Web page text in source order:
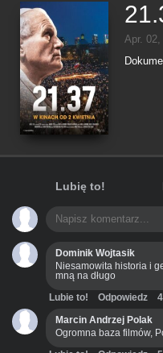
Apr. 02,
Lubię to!
Dominik Wojtasik
Niesamowita historia i
mną na długo
Lubie to! Odpowiedz
Marcin Andrzej Polak
Ogromna baza filmów,